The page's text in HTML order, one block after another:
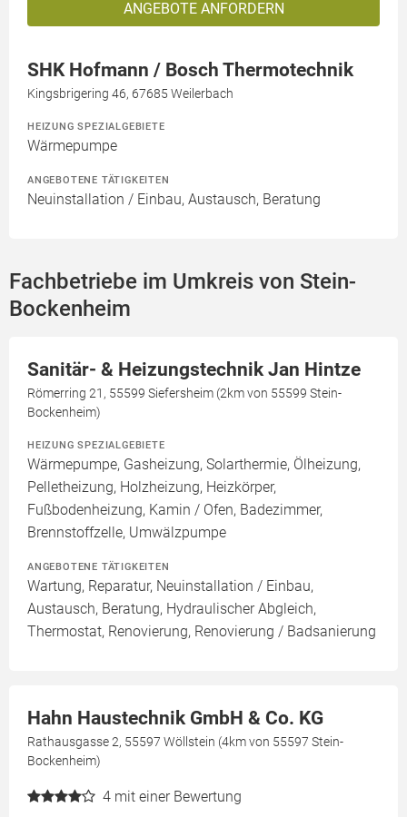
ANGEBOTE ANFORDERN
SHK Hofmann / Bosch Thermotechnik
Kingsbrigering 46, 67685 Weilerbach
HEIZUNG SPEZIALGEBIETE
Wärmepumpe
ANGEBOTENE TÄTIGKEITEN
Neuinstallation / Einbau, Austausch, Beratung
Fachbetriebe im Umkreis von Stein-
Bockenheim
Sanitär- & Heizungstechnik Jan Hintze
Römerring 21, 55599 Siefersheim (2km von 55599 Stein-
Bockenheim)
HEIZUNG SPEZIALGEBIETE
Wärmepumpe, Gasheizung, Solarthermie, Ölheizung,
Pelletheizung, Holzheizung, Heizkörper,
Fußbodenheizung, Kamin / Ofen, Badezimmer,
Brennstoffzelle, Umwälzpumpe
ANGEBOTENE TÄTIGKEITEN
Wartung, Reparatur, Neuinstallation / Einbau,
Austausch, Beratung, Hydraulischer Abgleich,
Thermostat, Renovierung, Renovierung / Badsanierung
Hahn Haustechnik GmbH & Co. KG
Rathausgasse 2, 55597 Wöllstein (4km von 55597 Stein-
Bockenheim)
4 mit einer Bewertung